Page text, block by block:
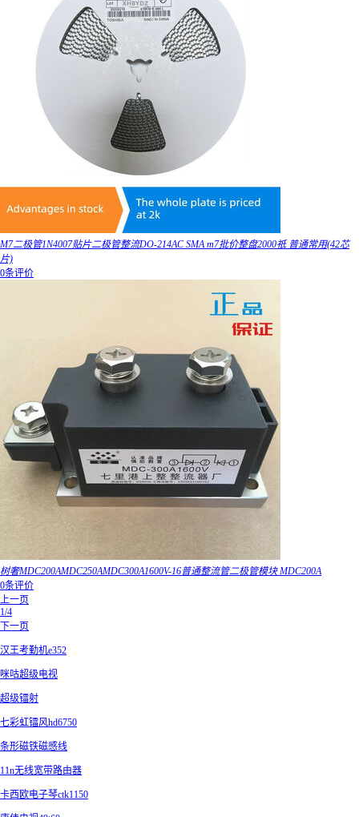
M7二极管1N4007贴片二极管整流DO-214AC SMA m7批价整盘2000祇 普通常用(42芯
片)
0条评价
树奢MDC200AMDC250AMDC300A1600V-16普通整流管二极管模块 MDC200A
0条评价
上一页
1/4
下一页
汉王考勤机e352
咪咕超级电视
超级镭射
七彩虹镭风hd6750
条形磁铁磁感线
11n无线宽带路由器
卡西欧电子琴ctk1150